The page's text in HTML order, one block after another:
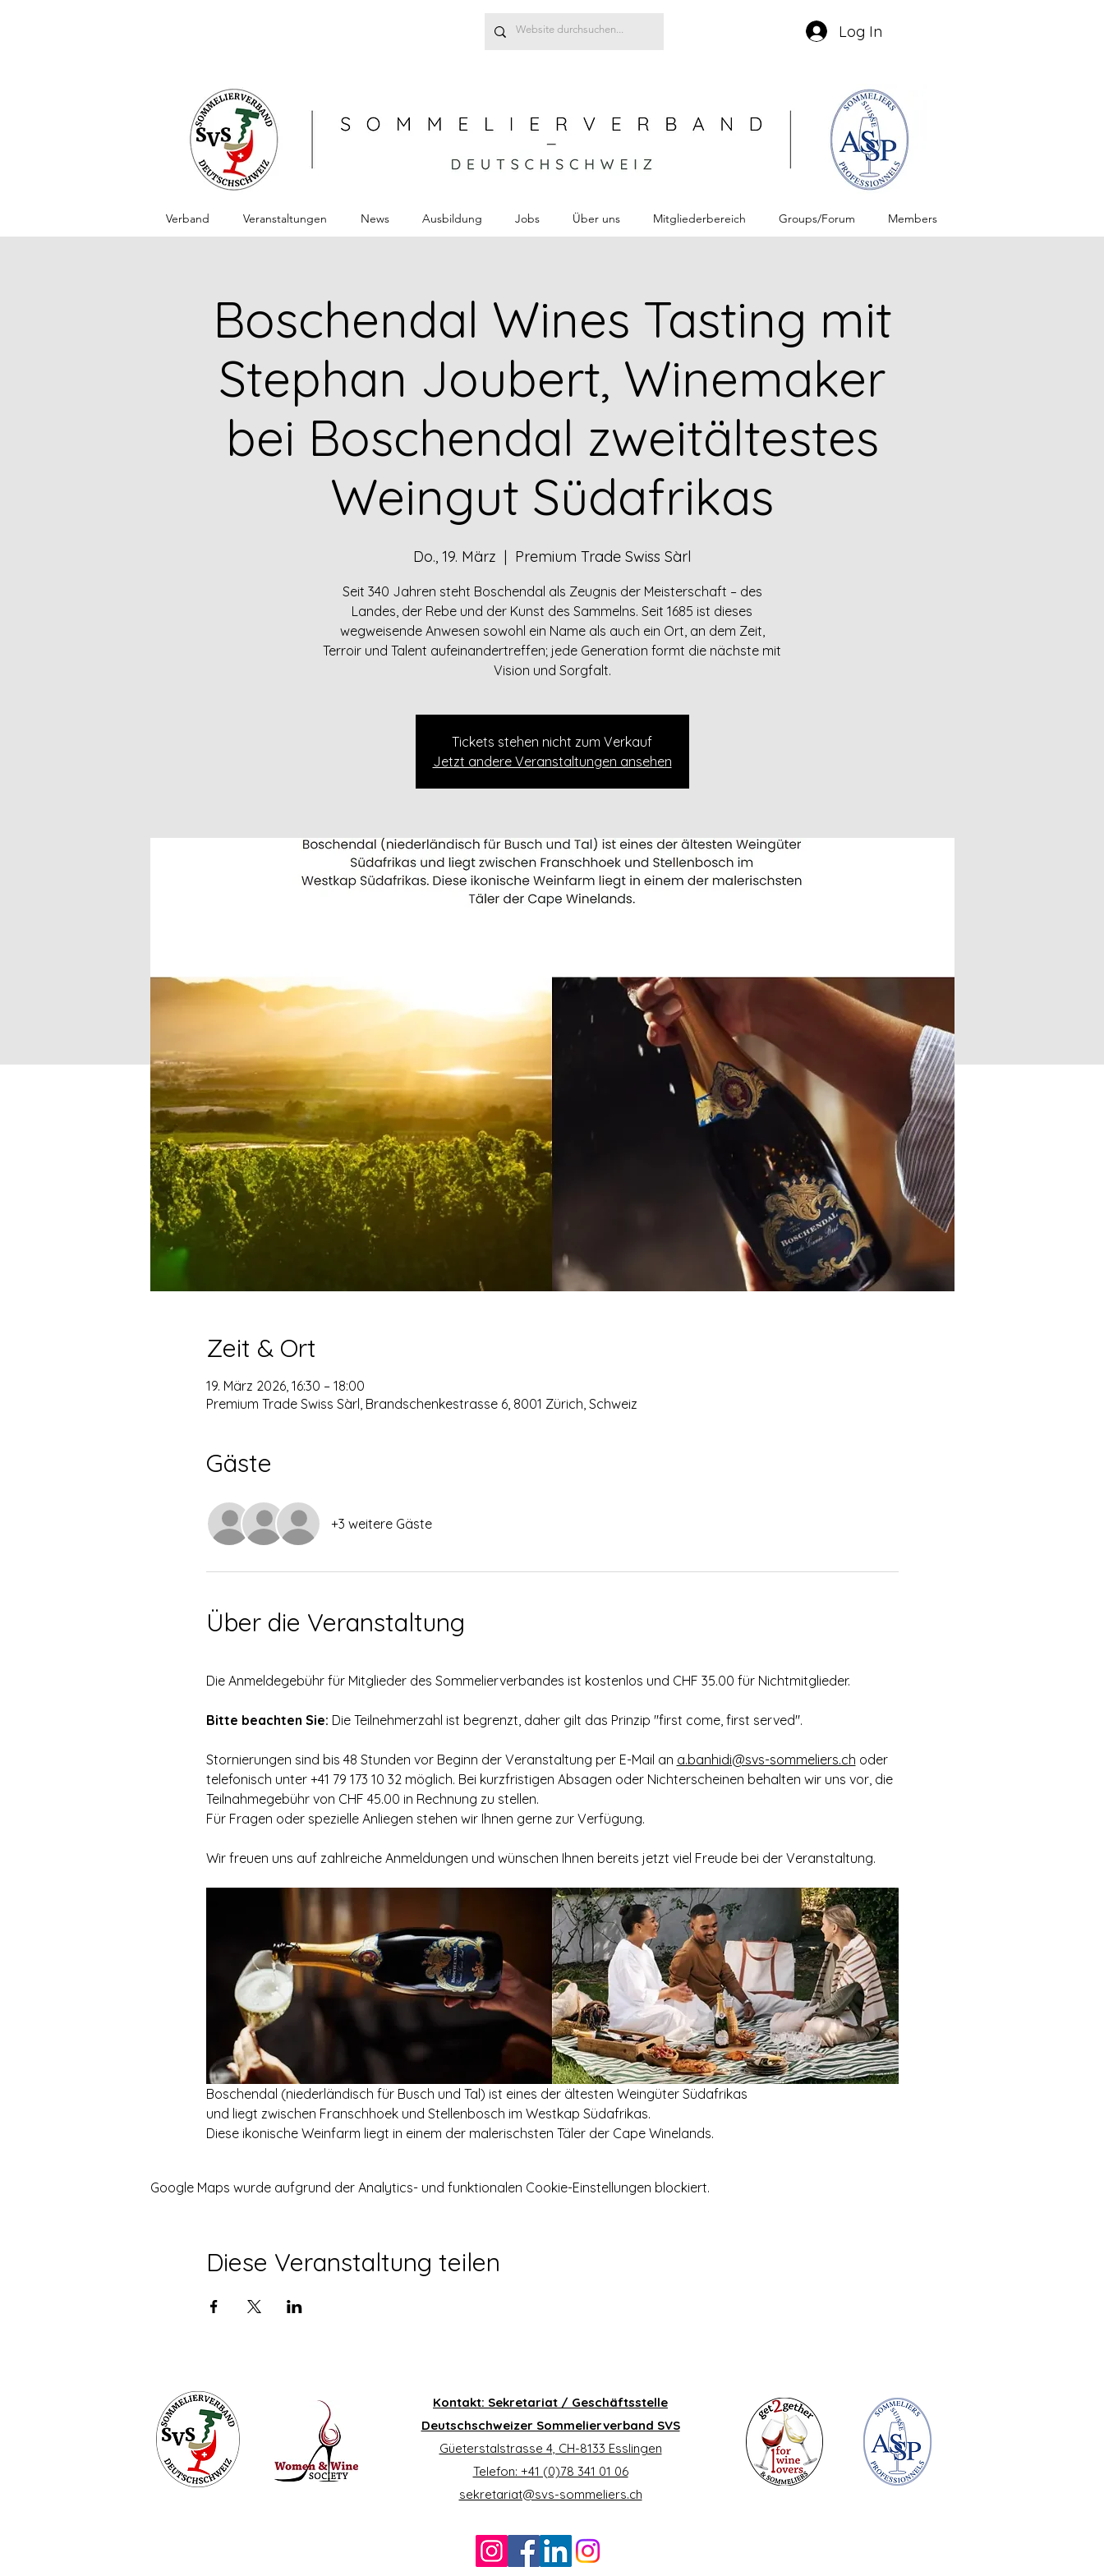
Log In
Verband Veranstaltungen News Ausbildung Jobs Über uns Mitgliederbereich Groups/Forum Members
Boschendal Wines Tasting mit
Stephan Joubert, Winemaker
bei Boschendal zweitältestes
Weingut Südafrikas
Do., 19. März
  |
Premium Trade Swiss Sàrl
Seit 340 Jahren steht Boschendal als Zeugnis der Meisterschaft – des
Landes, der Rebe und der Kunst des Sammelns. Seit 1685 ist dieses
wegweisende Anwesen sowohl ein Name als auch ein Ort, an dem Zeit,
Terroir und Talent aufeinandertreffen; jede Generation formt die nächste mit
Vision und Sorgfalt.
Tickets stehen nicht zum Verkauf
Jetzt andere Veranstaltungen ansehen
Zeit & Ort
19. März 2026, 16:30 – 18:00
Premium Trade Swiss Sàrl, Brandschenkestrasse 6, 8001 Zürich, Schweiz
Gäste
+3 weitere Gäste
Über die Veranstaltung
Die Anmeldegebühr für Mitglieder des Sommelierverbandes ist kostenlos und CHF 35.00 für Nichtmitglieder.
Bitte beachten Sie: Die Teilnehmerzahl ist begrenzt, daher gilt das Prinzip "first come, first served".
Stornierungen sind bis 48 Stunden vor Beginn der Veranstaltung per E-Mail an a.banhidi@svs-sommeliers.ch oder
telefonisch unter +41 79 173 10 32 möglich. Bei kurzfristigen Absagen oder Nichterscheinen behalten wir uns vor, die
Teilnahmegebühr von CHF 45.00 in Rechnung zu stellen.
Für Fragen oder spezielle Anliegen stehen wir Ihnen gerne zur Verfügung.
Wir freuen uns auf zahlreiche Anmeldungen und wünschen Ihnen bereits jetzt viel Freude bei der Veranstaltung.
Boschendal (niederländisch für Busch und Tal) ist eines der ältesten Weingüter Südafrikas
und liegt zwischen Franschhoek und Stellenbosch im Westkap Südafrikas.
Diese ikonische Weinfarm liegt in einem der malerischsten Täler der Cape Winelands.
Google Maps wurde aufgrund der Analytics- und funktionalen Cookie-Einstellungen blockiert.
Diese Veranstaltung teilen
Kontakt: Sekretariat / Geschäftsstelle
Deutschschweizer Sommelierverband SVS
Güeterstalstrasse 4, CH-8133 Esslingen
Telefon: +41 (0)78 341 01 06
sekretariat@svs-sommeliers.ch